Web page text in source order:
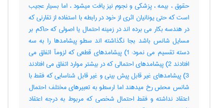
حقوق ، بیمه ، پزشکی و نجوم نیز یافت میشود ، اما بسیار عجیب
است که حتی یونانیان اثری از خود در رابطه با استفاده از تقارنی که
در هندسه بکار می برده اند در زمینه احتمال یا اصولی که حاکم بر
مسایل شانس باشد بجا نگذاشته اند سطو پیشامدها را به سه
دسته تقسیم می نمود: 1) پیشامدهای قطعی که لزومآ اتفاق می
افتادند 2) پیشامدهای احتمالی که در بیشتر موارد اتفاق می افتادند
3) پیشامدهای غیر قابل پیش بینی و غیر قابل شناسایی که فقط با
شانس محض رخ میدهند اما ارسطو به تعبیرهای مختلف احتمال
اعتقاد نداشته و فقط احتمال شخصی که مربوط به درجه اعتقاد